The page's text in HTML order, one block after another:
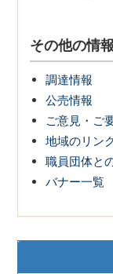
その他の情報
調達情報
公売情報
ご意見・ご
地域のリン
職員団体と
バナー一覧